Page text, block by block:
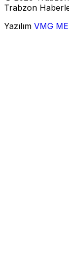
Trabzon
Yazılım VMG